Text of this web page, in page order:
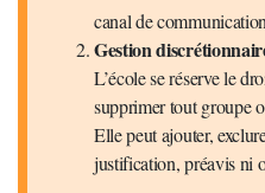
canal de
Gestion
L’école se réserve le
supprimer tout groupe
Elle peut ajouter,
justification, préavis ni